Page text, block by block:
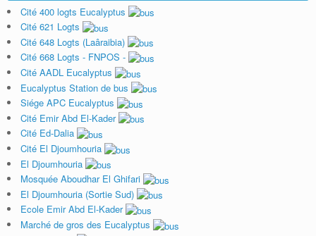
Cité 400 logts Eucalyptus
Cité 621 Logts
Cité 648 Logts (Laâraibia)
Cité 668 Logts - FNPOS -
Cité AADL Eucalyptus
Eucalyptus Station de bus
Siége APC Eucalyptus
Cité Emir Abd El-Kader
Cité Ed-Dalia
Cité El Djoumhouria
El Djoumhouria
Mosquée Aboudhar El Ghifari
El Djoumhouria (Sortie Sud)
Ecole Emir Abd El-Kader
Marché de gros des Eucalyptus